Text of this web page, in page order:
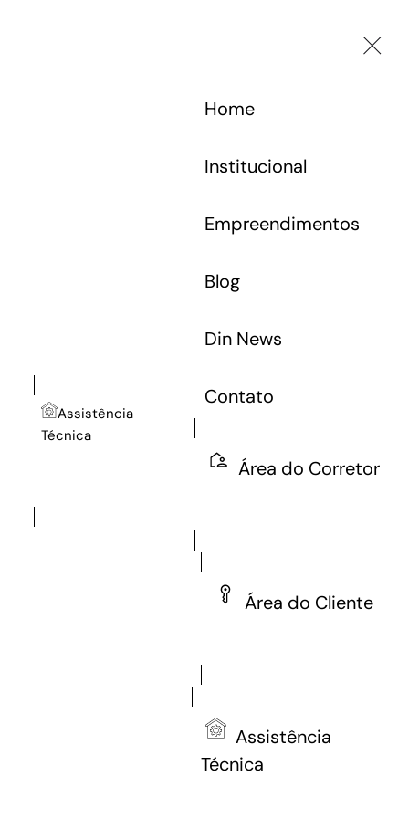
Assistência
Técnica
Home
Institucional
Empreendimentos
Blog
Din News
Contato
Área do Corretor
Área do Cliente
Assistência
Técnica